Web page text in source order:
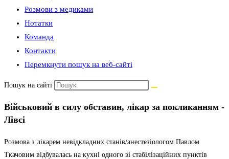
Розмови з медиками
Нотатки
Команда
Контакти
Перемкнути пошук на веб-сайті
Пошук на сайті
Військовий в силу обставин, лікар за покликанням -
Лівсі
Розмова з лікарем невідкладних станів/анестезіологом Павлом
Ткачовим відбувалась на кухні одного зі стабілізаційних пунктів